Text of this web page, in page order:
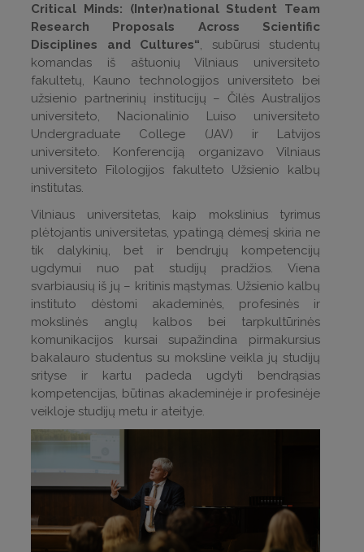
Critical Minds: (Inter)national Student Team
Research Proposals Across Scientific
Disciplines and Cultures“, subūrusi studentų
komandas iš aštuonių Vilniaus universiteto
fakultetų, Kauno technologijos universiteto bei
užsienio partnerinių institucijų – Čilės Australijos
universiteto, Nacionalinio Luiso universiteto
Undergraduate College (JAV) ir Latvijos
universiteto. Konferenciją organizavo Vilniaus
universiteto Filologijos fakulteto Užsienio kalbų
institutas.
Vilniaus universitetas, kaip mokslinius tyrimus
plėtojantis universitetas, ypatingą dėmesį skiria ne
tik dalykinių, bet ir bendrųjų kompetencijų
ugdymui nuo pat studijų pradžios. Viena
svarbiausių iš jų – kritinis mąstymas. Užsienio kalbų
instituto dėstomi akademinės, profesinės ir
mokslinės anglų kalbos bei tarpkultūrinės
komunikacijos kursai supažindina pirmakursius
bakalauro studentus su moksline veikla jų studijų
srityse ir kartu padeda ugdyti bendrąsias
kompetencijas, būtinas akademinėje ir profesinėje
veikloje studijų metu ir ateityje.